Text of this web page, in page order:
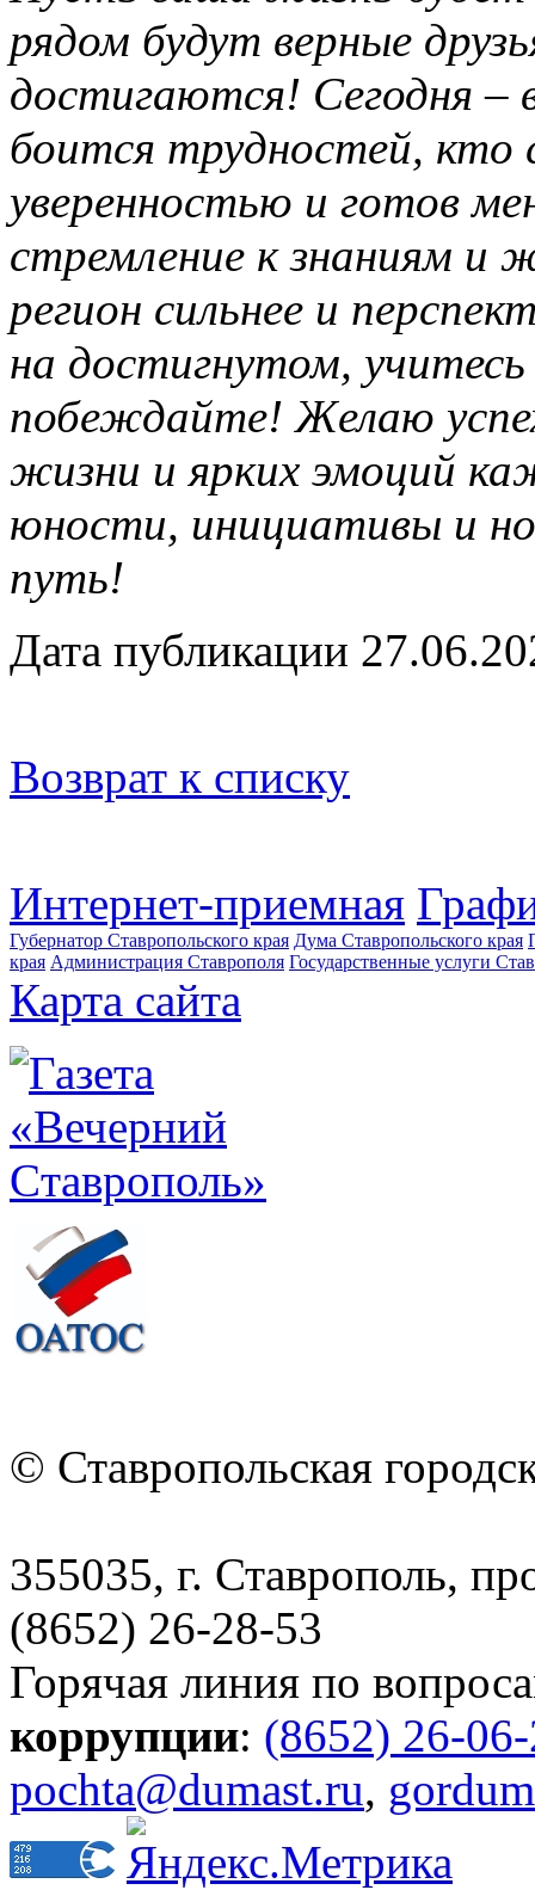
рядом будут верные
достигаются! Сегодня –
боится трудностей, кто
уверенностью и готов
стремление к знаниям
регион сильнее и
на достигнутом,
побеждайте! Желаю
жизни и ярких эмоций
юности, инициативы и
путь!
Дата публикации
Возврат к списку
Интернет-приемная
Губернатор Ставропольского края Дума Ставропольского края
края Администрация Ставрополя Государственные услуги
Карта сайта
© Ставропольская
355035, г. Ставрополь,
(8652) 26-28-53
Горячая линия по
коррупции: (8652) 26-
pochta@dumast.ru,